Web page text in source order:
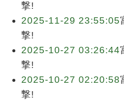
撃!
2025-11-29 23:55:05
撃!
2025-10-27 03:26:44
撃!
2025-10-27 02:20:58
撃!